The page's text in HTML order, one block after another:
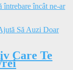
întrebare încât ne-ar
Care Te